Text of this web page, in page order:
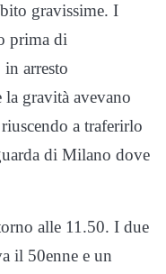
gravissime. I
prima di
arresto
gravità avevano
a traferirlo
di Milano dove
alle 11.50. I due
il 50enne e un